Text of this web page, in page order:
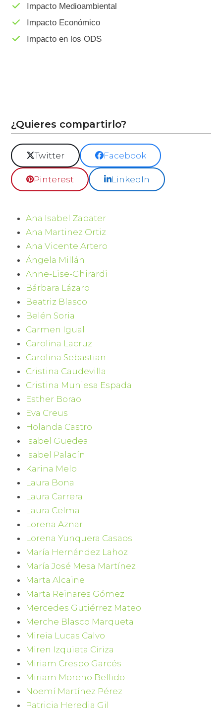
Impacto Medioambiental
Impacto Económico
Impacto en los ODS
¿Quieres compartirlo?
Twitter Facebook
Pinterest LinkedIn
Ana Isabel Zapater
Ana Martinez Ortiz
Ana Vicente Artero
Ángela Millán
Anne-Lise-Ghirardi
Bárbara Lázaro
Beatriz Blasco
Belén Soria
Carmen Igual
Carolina Lacruz
Carolina Sebastian
Cristina Caudevilla
Cristina Muniesa Espada
Esther Borao
Eva Creus
Holanda Castro
Isabel Guedea
Isabel Palacín
Karina Melo
Laura Bona
Laura Carrera
Laura Celma
Lorena Aznar
Lorena Yunquera Casaos
María Hernández Lahoz
María José Mesa Martínez
Marta Alcaine
Marta Reinares Gómez
Mercedes Gutiérrez Mateo
Merche Blasco Marqueta
Mireia Lucas Calvo
Miren Izquieta Ciriza
Miriam Crespo Garcés
Miriam Moreno Bellido
Noemí Martínez Pérez
Patricia Heredia Gil